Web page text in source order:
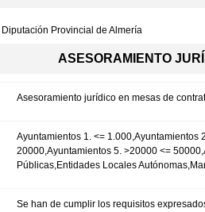
Diputación Provincial de Almería
ASESORAMIENTO
Asesoramiento jurídico en mesas de
Ayuntamientos 1. <= 1.000,Ayuntamientos
20000,Ayuntamientos 5. >20000 <=
Públicas,Entidades Locales
Se han de cumplir los requisitos